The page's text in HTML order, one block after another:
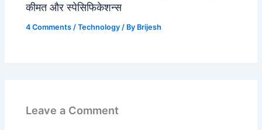
कीमत और स्पेसिफिकेशन्स
4 Comments /Technology / By Brijesh
Leave a Comment